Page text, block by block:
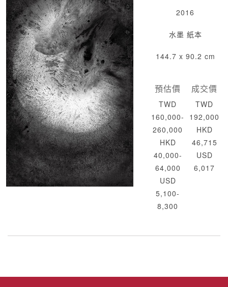
2016
水墨 紙本
144.7 x 90.2 cm
預估價
TWD
160,000-
260,000
HKD
40,000-
64,000
USD
5,100-
8,300
成交價
TWD
192,000
HKD
46,715
USD
6,017